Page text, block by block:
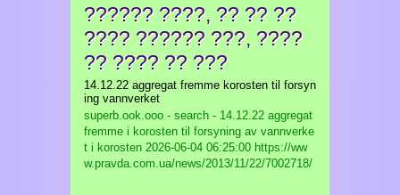
?????? ????, ?? ?? ??
???? ?????? ???, ????
?? ???? ?? ???
14.12.22 aggregat fremme korosten til forsyn
ing vannverket
superb.ook.ooo - search - 14.12.22 aggregat
fremme i korosten til forsyning av vannverke
t i korosten 2026-06-04 06:25:00 https://ww
w.pravda.com.ua/news/2013/11/22/7002718/